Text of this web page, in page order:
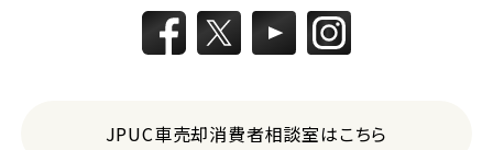
JPUC車売却消費者相談室はこちら